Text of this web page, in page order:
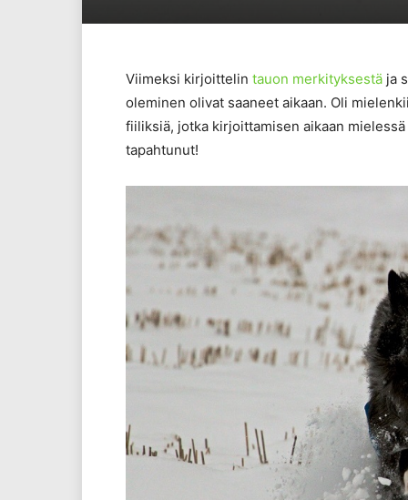
Viimeksi kirjoittelin tauon merkityksestä ja
oleminen olivat saaneet aikaan. Oli
fiiliksiä, jotka kirjoittamisen aikaan
tapahtunut!